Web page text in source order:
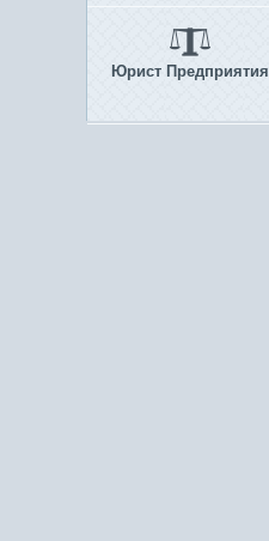
Юрист Предприятия